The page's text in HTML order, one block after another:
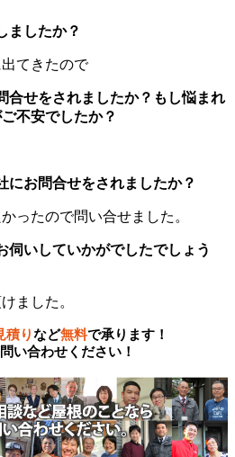
ましたか？
てきたので
合せをされましたか？もし悩まれ
不安でしたか？
にお問合せをされましたか？
ったので問い合せました。
伺いしていかがでしたでしょう
ました。
積りなど無料で承ります！
い合わせください！